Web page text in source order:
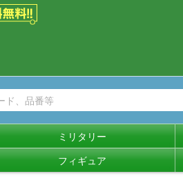
ミリタリー
フィギュア